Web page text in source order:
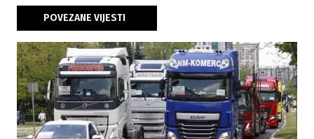
POVEZANE VIJESTI